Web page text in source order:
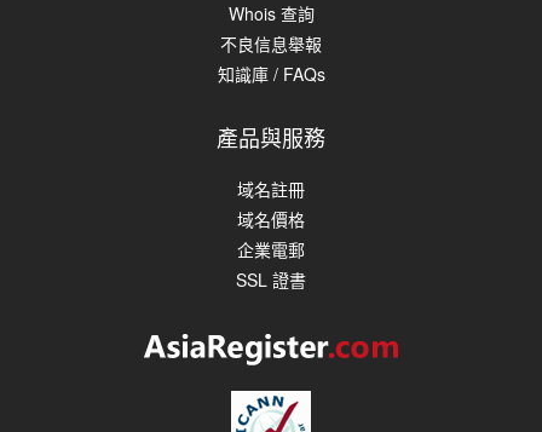
Whois 查詢
不良信息舉報
知識庫 / FAQs
產品與服務
域名註冊
域名價格
企業電郵
SSL 證書